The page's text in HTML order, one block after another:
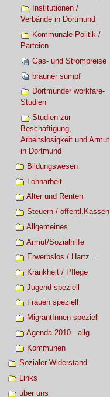
Institutionen /
Verbände in Dortmund
Kommunale Politik /
Parteien
Gas- und Strompreise
brauner sumpf
Dortmunder workfare-
Studien
Studien zur
Beschäftigung,
Arbeitslosigkeit und Armut
in Dortmund
Bildungswesen
Lohnarbeit
Alter und Renten
Steuern / öffentl.Kassen
Allgemeines
Armut/Sozialhilfe
Erwerbslos / Hartz ...
Krankheit / Pflege
Jugend speziell
Frauen speziell
MigrantInnen speziell
Agenda 2010 - allg.
Kommunen
Sozialer Widerstand
Links
über uns